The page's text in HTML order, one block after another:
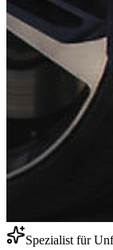
Spezialist für